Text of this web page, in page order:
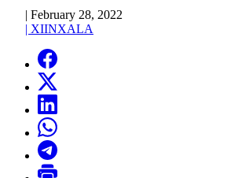
| February 28, 2022
| XIINXALA